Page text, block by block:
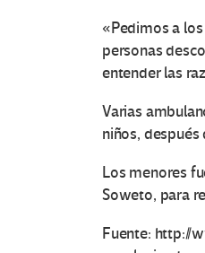
«Pedimos a
personas
entender las
Varias
niños,
Los menores
Soweto, para
Fuente: http://